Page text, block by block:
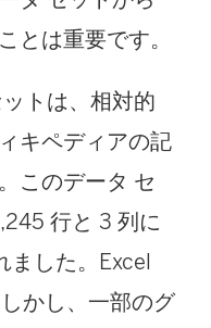
とは重要です。
トは、相対的
キペディアの記
このデータ セ
行と 3 列に
ました。Excel
かし、一部のグ